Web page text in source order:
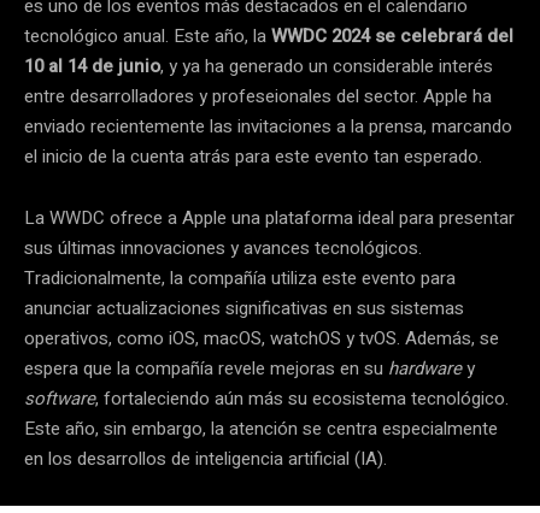
es uno de los eventos más destacados en el calendario
tecnológico anual. Este año, laWWDC 2024 se celebrará del
10 al 14 de junio, y ya ha generado un considerable interés
entre desarrolladores y profeseionales del sector. Apple ha
enviado recientemente las invitaciones a la prensa, marcando
el inicio de la cuenta atrás para este evento tan esperado.
La WWDC ofrece a Apple una plataforma ideal para presentar
sus últimas innovaciones y avances tecnológicos.
Tradicionalmente, la compañía utiliza este evento para
anunciar actualizaciones significativas en sus sistemas
operativos, como iOS, macOS, watchOS y tvOS. Además, se
espera que la compañía revele mejoras en su hardwarey
software, fortaleciendo aún más su ecosistema tecnológico.
Este año, sin embargo, la atención se centra especialmente
en los desarrollos de inteligencia artificial (IA).